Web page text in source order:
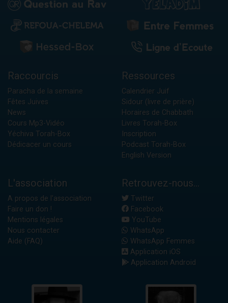
Raccourcis
Paracha de la semaine
Fêtes Juives
News
Cours Mp3-Vidéo
Yéchiva Torah-Box
Dédicacer un cours
Ressources
Calendrier Juif
Sidour (livre de prière)
Horaires de Chabbath
Livres Torah-Box
Inscription
Podcast Torah-Box
English Version
L'association
A propos de l'association
Faire un don !
Mentions légales
Nous contacter
Aide (FAQ)
Retrouvez-nous...
Twitter
Facebook
YouTube
WhatsApp
WhatsApp Femmes
Application iOS
Application Android